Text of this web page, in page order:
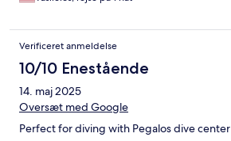
Verificeret anmeldelse
10/10 Enestående
14. maj 2025
Oversæt med Google
Perfect for diving with Pegalos dive center